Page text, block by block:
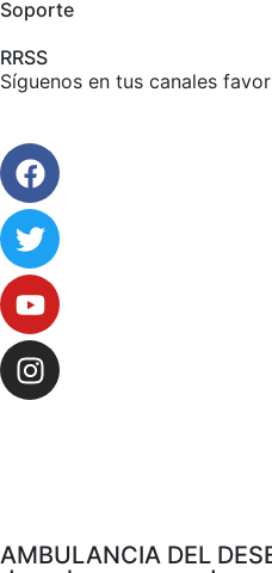
Soporte
RRSS
Síguenos en tus canales
AMBULANCIA DEL